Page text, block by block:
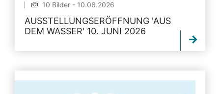
10 Bilder - 10.06.2026
AUSSTELLUNGSERÖFFNUNG 'AUS
DEM WASSER' 10. JUNI 2026